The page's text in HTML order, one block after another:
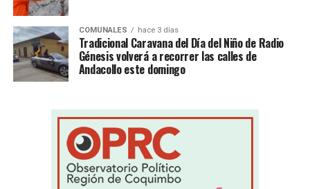
COMUNALES hace 3 días
Tradicional Caravana del Día del Niño de Radio
Génesis volverá a recorrer las calles de
Andacollo este domingo